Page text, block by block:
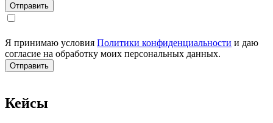
Я принимаю условия Политики конфиденциальности и даю
согласие на обработку моих персональных данных.
Кейсы